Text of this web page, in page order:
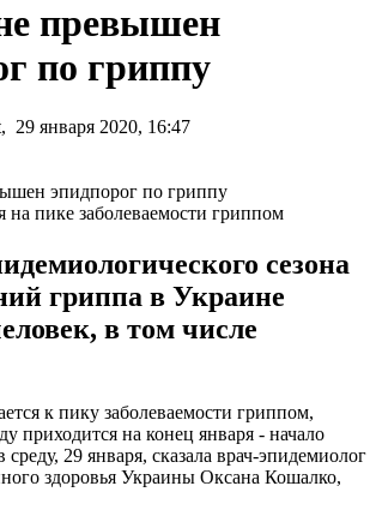
превышен
по гриппу
29 января 2020, 16:47
на пике заболеваемости гриппом
сезона
гриппа в Украине
в том числе
к пику заболеваемости гриппом,
приходится на конец января - начало
29 января, сказала врач-эпидемиолог
здоровья Украины Оксана Кошалко,